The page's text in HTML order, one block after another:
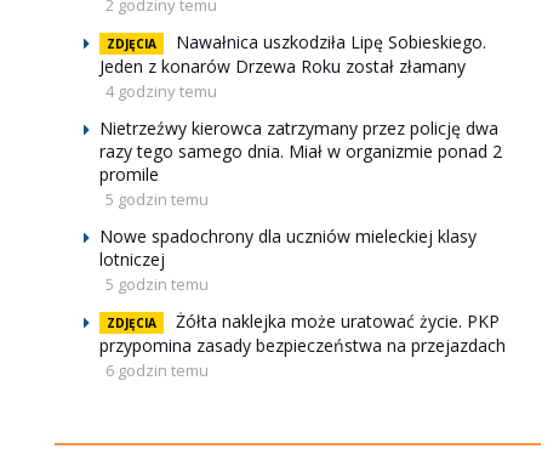
2 godziny temu
ZDJĘCIA
Nawałnica uszkodziła Lipę Sobieskiego.
Jeden z konarów Drzewa Roku został złamany
4 godziny temu
Nietrzeźwy kierowca zatrzymany przez policję dwa
razy tego samego dnia. Miał w organizmie ponad 2
promile
5 godzin temu
Nowe spadochrony dla uczniów mieleckiej klasy
lotniczej
5 godzin temu
ZDJĘCIA
Żółta naklejka może uratować życie. PKP
przypomina zasady bezpieczeństwa na przejazdach
6 godzin temu